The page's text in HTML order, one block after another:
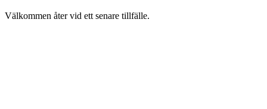
Välkommen åter vid ett senare tillfälle.